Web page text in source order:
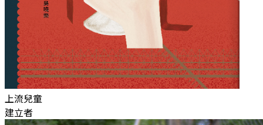
上流兒童
建立者